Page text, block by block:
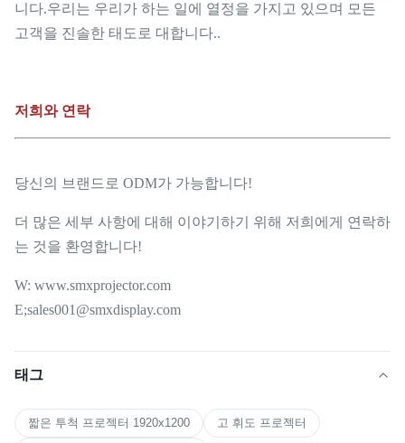
니다.우리는 우리가 하는 일에 열정을 가지고 있으며 모든
고객을 진솔한 태도로 대합니다..
저희와 연락
당신의 브랜드로 ODM가 가능합니다!
더 많은 세부 사항에 대해 이야기하기 위해 저희에게 연락하
는 것을 환영합니다!
W: www.smxprojector.com
E;sales001@smxdisplay.com
태그
짧은 투척 프로젝터 1920x1200 고 휘도 프로젝터